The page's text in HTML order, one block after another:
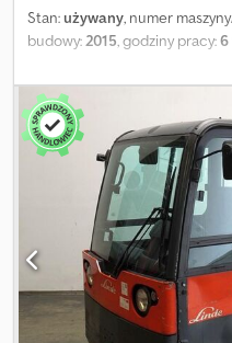
Stan:używany, numer
budowy:2015, godziny pracy:6
,
przedniej opony:21x8-9,
własna:3 828 kg
długość:
3 045 mm, całkowita
elektryczność, - Aquamatic
REMA 320A - Wymiana
napięcia - Pełna kabina -
operatora: 1820 mm -
pozycyjnymi i drogowymi,
kierunkowskazami, w tym
Ograniczenie prędkości: 20
wysokość 370 mm - Lustra